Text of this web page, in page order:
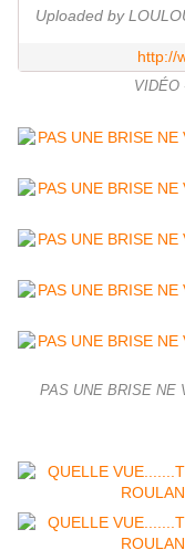
Uploaded by
http://
VIDÉO
PAS UNE BRISE NE